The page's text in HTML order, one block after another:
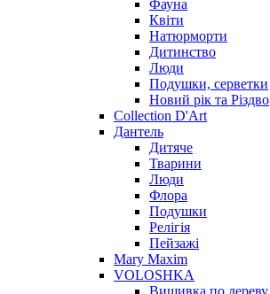
Фауна
Квіти
Натюрморти
Дитинство
Люди
Подушки, серветки
Новий рік та Різдво
Collection D'Art
Дантель
Дитяче
Тварини
Люди
Флора
Подушки
Релігія
Пейзажі
Mary Maxim
VOLOSHKA
Вишивка по дереву